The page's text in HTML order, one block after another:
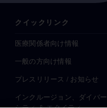
クイックリンク
医療関係者向け情報
一般の方向け情報
プレスリリース / お知らせ
インクルージョン、ダイバー